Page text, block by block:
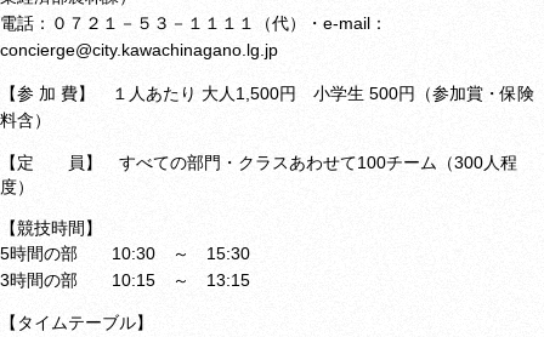
電話：０７２１－５３－１１１１（代）・ e-mail：
concierge@city.kawachinagano.lg.jp
【参 加 費】 １人あたり 大人1,500円 小学生 500円（参加賞・保険
料含）
【定 員】 すべての部門・クラスあわせて100チーム（300人程
度）
【競技時間】
5時間の部 10:30 ～ 15:30
3時間の部 10:15 ～ 13:15
【タイムテーブル】